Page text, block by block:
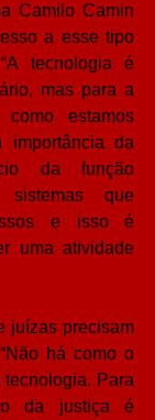
Camilo Camin
a esse tipo
tecnologia é
mas para a
como estamos
importância da
da função
sistemas que
e isso é
uma atividade
juízas precisam
há como o
Para
da justiça é